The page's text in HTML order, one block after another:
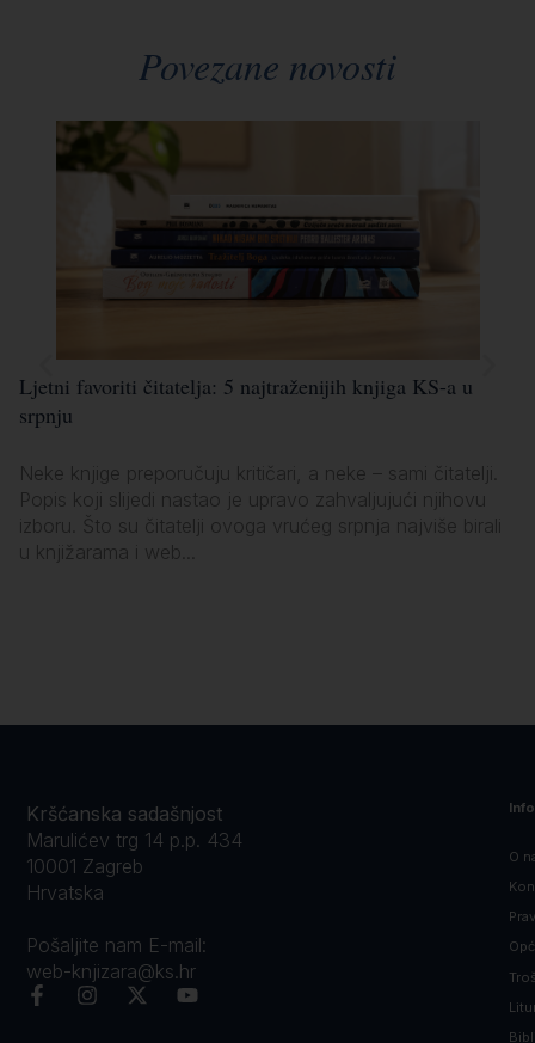
Povezane novosti
Ljetni favoriti čitatelja: 5 najtraženijih knjiga KS-a u
srpnju
Neke knjige preporučuju kritičari, a neke – sami čitatelji.
Popis koji slijedi nastao je upravo zahvaljujući njihovu
izboru. Što su čitatelji ovoga vrućeg srpnja najviše birali
u knjižarama i web...
Kršćanska sadašnjost
Marulićev trg 14 p.p. 434
10001 Zagreb
Hrvatska
Pošaljite nam E-mail:
web-knjizara@ks.hr
O